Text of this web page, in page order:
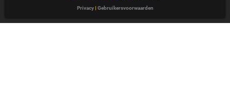
Privacy| Gebruikersvoorwaarden